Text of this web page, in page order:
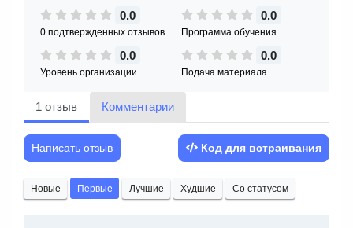
0.0
0 подтвержденных отзывов
0.0
Программа обучения
0.0
Уровень организации
0.0
Подача материала
1 отзыв Комментарии
Написать отзыв Код для встраивания
Новые Первые Лучшие Худшие Со статусом